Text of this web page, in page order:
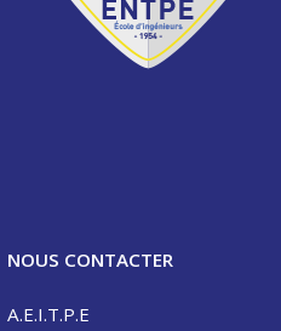
NOUS CONTACTER
A.E.I.T.P.E